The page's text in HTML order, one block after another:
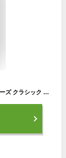
[GERRIT] キャンバスシューズ 武道靴 カンフーシューズ クラシック レトロ 通気 履きやすい 男女兼用シューズ改善された， レトロ 武道の靴 カンフーシューズ メンズ レディース チャイニーズ カンフー スニーカー 太極拳 詠春拳 シューズ 武道 靴 (ホワイト,28.5 cm)